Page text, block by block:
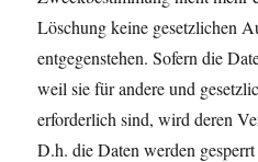
Löschung keine gesetzlichen
entgegenstehen. Sofern die
weil sie für andere und
erforderlich sind, wird deren
D.h. die Daten werden